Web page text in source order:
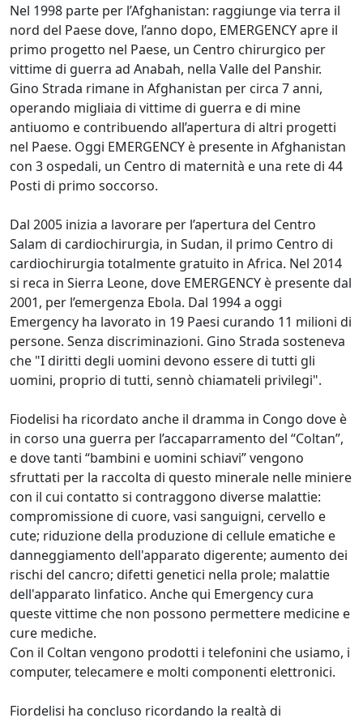
Nel 1998 parte per l’Afghanistan: raggiunge via terra il
nord del Paese dove, l’anno dopo, EMERGENCY apre il
primo progetto nel Paese, un Centro chirurgico per
vittime di guerra ad Anabah, nella Valle del Panshir.
Gino Strada rimane in Afghanistan per circa 7 anni,
operando migliaia di vittime di guerra e di mine
antiuomo e contribuendo all’apertura di altri progetti
nel Paese. Oggi EMERGENCY è presente in Afghanistan
con 3 ospedali, un Centro di maternità e una rete di 44
Posti di primo soccorso.
Dal 2005 inizia a lavorare per l’apertura del Centro
Salam di cardiochirurgia, in Sudan, il primo Centro di
cardiochirurgia totalmente gratuito in Africa. Nel 2014
si reca in Sierra Leone, dove EMERGENCY è presente dal
2001, per l’emergenza Ebola. Dal 1994 a oggi
Emergency ha lavorato in 19 Paesi curando 11 milioni di
persone. Senza discriminazioni. Gino Strada sosteneva
che "I diritti degli uomini devono essere di tutti gli
uomini, proprio di tutti, sennò chiamateli privilegi".
Fiodelisi ha ricordato anche il dramma in Congo dove è
in corso una guerra per l’accaparramento del “Coltan”,
e dove tanti “bambini e uomini schiavi” vengono
sfruttati per la raccolta di questo minerale nelle miniere
con il cui contatto si contraggono diverse malattie:
compromissione di cuore, vasi sanguigni, cervello e
cute; riduzione della produzione di cellule ematiche e
danneggiamento dell'apparato digerente; aumento dei
rischi del cancro; difetti genetici nella prole; malattie
dell'apparato linfatico. Anche qui Emergency cura
queste vittime che non possono permettere medicine e
cure mediche.
Con il Coltan vengono prodotti i telefonini che usiamo, i
computer, telecamere e molti componenti elettronici.
Fiordelisi ha concluso ricordando la realtà di